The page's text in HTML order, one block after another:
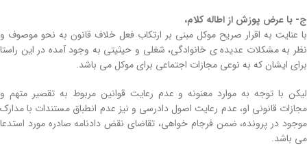
ج- با عرض پوزش از اطاله کلام،
با عنایت به اقرار صریح موکل مبنی بر ارتکاب فعل خلاف قانون به نحو موصوف و
نظر به مشکلات عدیده ی خانوادگی، شغلی و حیثیتی به وجود آمده در این راستا
برای ایشان که به نوعی مجازات اجتماعی برای موکل می باشد.
لیکن با توجه به موارد معنونه و عدم رعایت قوانین مربوط به تقصیر متهم و
مجازات قانونی او، عدم رعایت اصول دادرسی و نیز عدم انطباق مستندات با مدارک
موجود در پرونده، ضمن فرجام خواهی، تقاضای نقض دادنامه صادره مورد استدعا
می باشد.